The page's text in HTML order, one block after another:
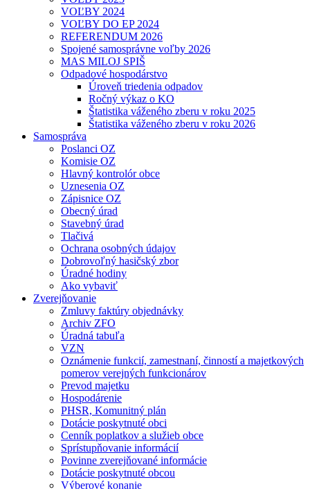
VOĽBY 2024
VOĽBY DO EP 2024
REFERENDUM 2026
Spojené samosprávne voľby 2026
MAS MILOJ SPIŠ
Odpadové hospodárstvo
Úroveň triedenia odpadov
Ročný výkaz o KO
Štatistika váženého zberu v roku 2025
Štatistika váženého zberu v roku 2026
Samospráva
Poslanci OZ
Komisie OZ
Hlavný kontrolór obce
Uznesenia OZ
Zápisnice OZ
Obecný úrad
Stavebný úrad
Tlačivá
Ochrana osobných údajov
Dobrovoľný hasičský zbor
Úradné hodiny
Ako vybaviť
Zverejňovanie
Zmluvy faktúry objednávky
Archiv ZFO
Úradná tabuľa
VZN
Oznámenie funkcií, zamestnaní, činností a majetkových
pomerov verejných funkcionárov
Prevod majetku
Hospodárenie
PHSR, Komunitný plán
Dotácie poskytnuté obci
Cenník poplatkov a služieb obce
Sprístupňovanie informácií
Povinne zverejňované informácie
Dotácie poskytnuté obcou
Výberové konanie